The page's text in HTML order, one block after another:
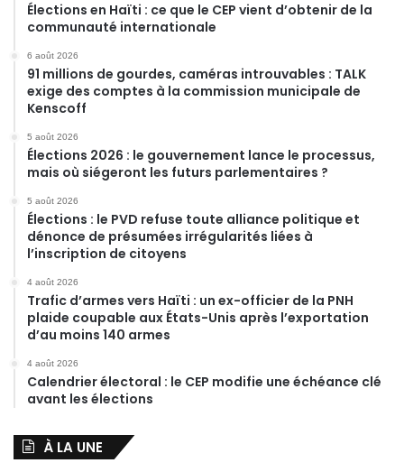
Élections en Haïti : ce que le CEP vient d’obtenir de la
communauté internationale
6 août 2026
91 millions de gourdes, caméras introuvables : TALK
exige des comptes à la commission municipale de
Kenscoff
5 août 2026
Élections 2026 : le gouvernement lance le processus,
mais où siégeront les futurs parlementaires ?
5 août 2026
Élections : le PVD refuse toute alliance politique et
dénonce de présumées irrégularités liées à
l’inscription de citoyens
4 août 2026
Trafic d’armes vers Haïti : un ex-officier de la PNH
plaide coupable aux États-Unis après l’exportation
d’au moins 140 armes
4 août 2026
Calendrier électoral : le CEP modifie une échéance clé
avant les élections
À LA UNE